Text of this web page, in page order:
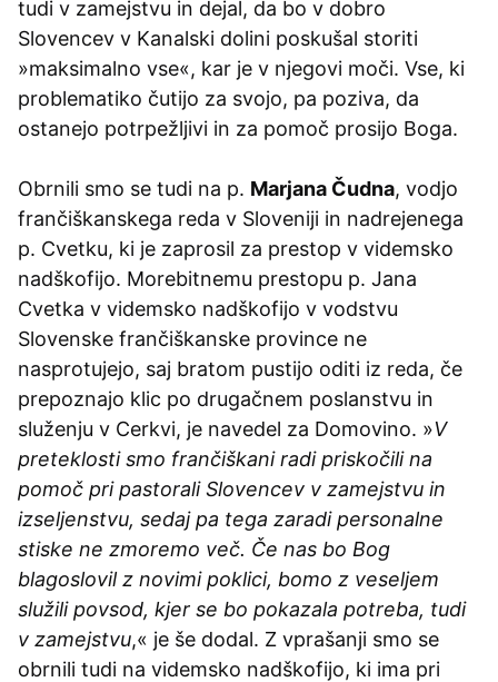
tudi v zamejstvu in dejal, da bo v dobro
Slovencev v Kanalski dolini poskušal storiti
»maksimalno vse«, kar je v njegovi moči. Vse, ki
problematiko čutijo za svojo, pa poziva, da
ostanejo potrpežljivi in za pomoč prosijo Boga.
Obrnili smo se tudi na p. Marjana Čudna, vodjo
frančiškanskega reda v Sloveniji in nadrejenega
p. Cvetku, ki je zaprosil za prestop v videmsko
nadškofijo. Morebitnemu prestopu p. Jana
Cvetka v videmsko nadškofijo v vodstvu
Slovenske frančiškanske province ne
nasprotujejo, saj bratom pustijo oditi iz reda, če
prepoznajo klic po drugačnem poslanstvu in
služenju v Cerkvi, je navedel za Domovino. »V
preteklosti smo frančiškani radi priskočili na
pomoč pri pastorali Slovencev v zamejstvu in
izseljenstvu, sedaj pa tega zaradi personalne
stiske ne zmoremo več. Če nas bo Bog
blagoslovil z novimi poklici, bomo z veseljem
služili povsod, kjer se bo pokazala potreba, tudi
v zamejstvu,« je še dodal. Z vprašanji smo se
obrnili tudi na videmsko nadškofijo, ki ima pri